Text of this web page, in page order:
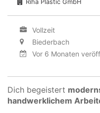
Riha Plastic GmbH
Vollzeit
Biederbach
Vor 6 Monaten
Dich begeistert
handwerklichem